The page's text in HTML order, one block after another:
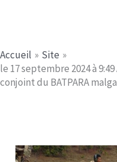
Accueil
Site
le 17 septembre 2024 à
conjoint du BATPARA